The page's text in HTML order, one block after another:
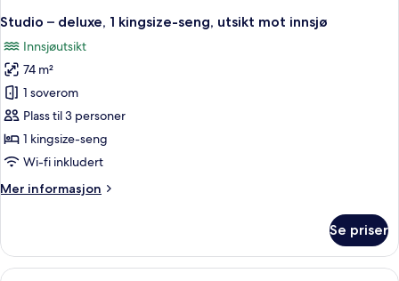
Studio – deluxe, 1 kingsize-seng, utsikt mot innsjø
Innsjøutsikt
74 m²
1 soverom
Plass til 3 personer
1 kingsize-seng
Wi-fi inkludert
Mer informasjon
Mer
–
deluxe,
Se priser
Blendingsgardiner, strykejern/-brett